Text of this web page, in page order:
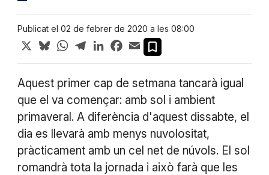
Publicat el 02 de febrer de 2020 a les 08:00
X BlueskyWhatsApp
TelegramLinkedInFacebook
Email
Aquest primer cap de setmana tancarà igual
que el va començar: amb sol i ambient
primaveral. A diferència d'aquest dissabte, el
dia es llevarà amb menys nuvolositat,
pràcticament amb un cel net de núvols. El sol
romandrà tota la jornada i això farà que les